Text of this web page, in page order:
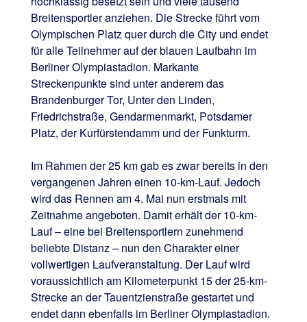
Breitensportler anziehen. Die Strecke führt vom
Olympischen Platz quer durch die City und endet
für alle Teilnehmer auf der blauen Laufbahn im
Berliner Olympiastadion. Markante
Streckenpunkte sind unter anderem das
Brandenburger Tor, Unter den Linden,
Friedrichstraße, Gendarmenmarkt, Potsdamer
Platz, der Kurfürstendamm und der Funkturm.
Im Rahmen der 25 km gab es zwar bereits in den
vergangenen Jahren einen 10-km-Lauf. Jedoch
wird das Rennen am 4. Mai nun erstmals mit
Zeitnahme angeboten. Damit erhält der 10-km-
Lauf – eine bei Breitensportlern zunehmend
beliebte Distanz – nun den Charakter einer
vollwertigen Laufveranstaltung. Der Lauf wird
voraussichtlich am Kilometerpunkt 15 der 25-km-
Strecke an der Tauentzienstraße gestartet und
endet dann ebenfalls im Berliner Olympiastadion.